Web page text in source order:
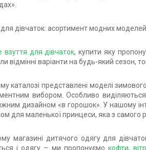
для дівчаток: асортимент модних моделей
взуття для дівчаток, купити яку
відмінні варіанти на будь-який
каталозі представлені моделі
вибором. Особливо виділяються
дизайном «в горошок». У нашому
для маленької принцеси, яка з
магазині дитячого одягу для
і одягу – ми пропонуємо кофти,